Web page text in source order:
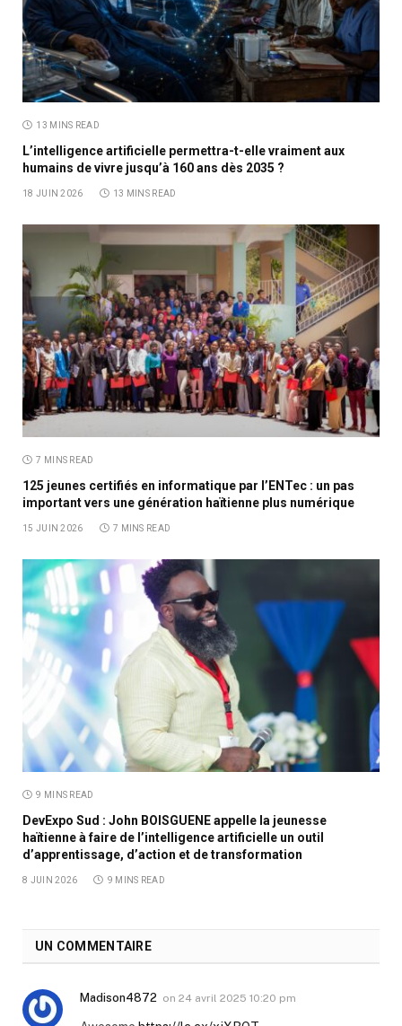
13 MINS READ
L’intelligence artificielle permettra-t-elle vraiment aux
humains de vivre jusqu’à 160 ans dès 2035 ?
18 JUIN 2026 13 MINS READ
7 MINS READ
125 jeunes certifiés en informatique par l’ENTec : un pas
important vers une génération haïtienne plus numérique
15 JUIN 2026 7 MINS READ
9 MINS READ
DevExpo Sud : John BOISGUENE appelle la jeunesse
haïtienne à faire de l’intelligence artificielle un outil
d’apprentissage, d’action et de transformation
8 JUIN 2026 9 MINS READ
UN COMMENTAIRE
Madison4872 on 24 avril 2025 10:20 pm